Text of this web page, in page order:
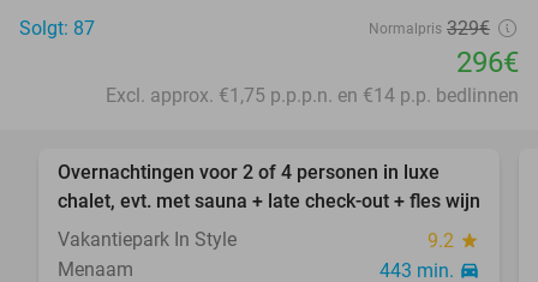
Solgt: 87 Normalpris 329€
296€
Excl. approx. €1,75 p.p.p.n. en €14 p.p. bedlinnen
72%
Overnachtingen voor 2 of 4 personen in luxe
chalet, evt. met sauna + late check-out + fles wijn
Vakantiepark In Style
9.2 star
Menaam 443 min. directions_car